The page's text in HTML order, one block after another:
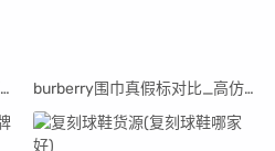
高仿lv包包男装在哪里可以买(高仿LV男包在哪里买) burberry围巾真假标对比_高仿burberry围巾